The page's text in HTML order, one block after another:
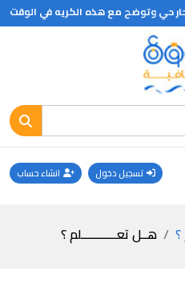
وتوضح مع هذه الكريه في الوقت
تسجيل دخول انشاء حساب
؟ هــل تعـــــــــــلم ؟